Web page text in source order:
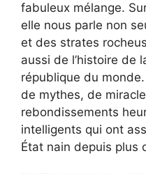
fabuleux mélange.
elle nous parle non
et des strates
aussi de l’histoire de
république du
de mythes, de
rebondissements
intelligents qui ont
État nain depuis plus